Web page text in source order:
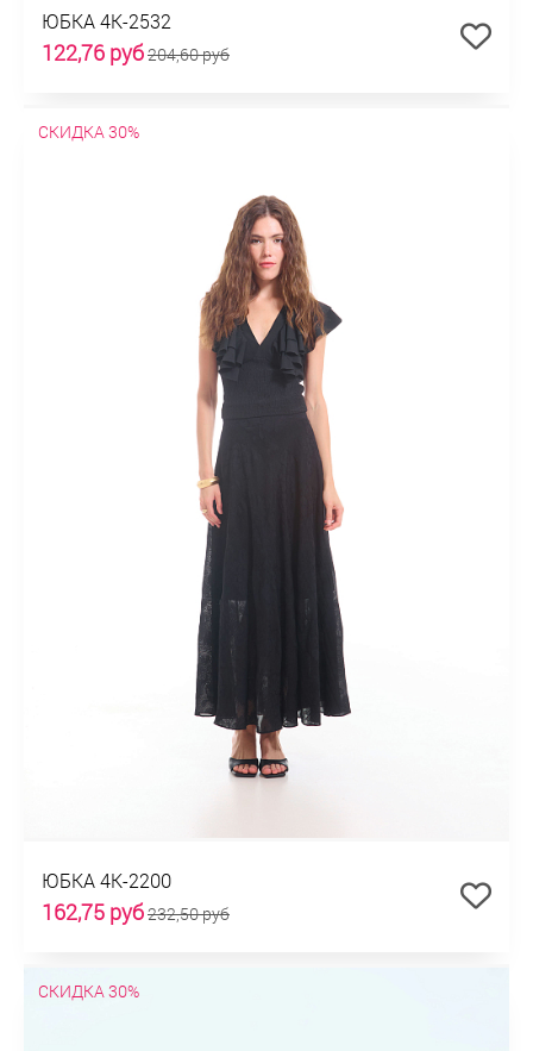
ЮБКА 4К-2532
122,76 руб204,60 руб
СКИДКА 30%
ЮБКА 4К-2200
162,75 руб232,50 руб
СКИДКА 30%